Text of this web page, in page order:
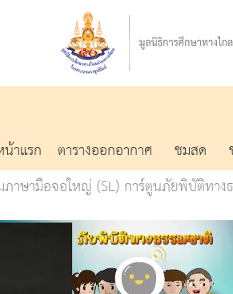
าแรก ตารางออกอากาศ ชมสด
ภาษามือจอใหญ่ (SL) การ์ตูนภัยพิบัติทาง